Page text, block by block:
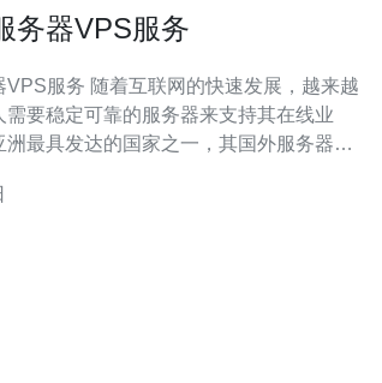
务器VPS服务
的快速发展，越来越
需要稳定可靠的服务器来支持其在线业
洲最具发达的国家之一，其国外服务器